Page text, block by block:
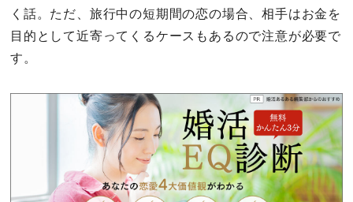
く話。ただ、旅行中の短期間の恋の場合、相手はお金を
目的として近寄ってくるケースもあるので注意が必要で
す。